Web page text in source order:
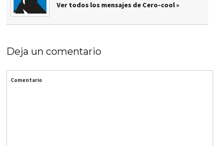
Ver todos los mensajes de Cero-cool »
Deja un comentario
Comentario